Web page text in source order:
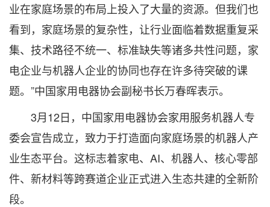
业在家庭场景的布局上投入了大量的资源。但我们也
看到，家庭场景的复杂性，让行业面临着数据重复采
集、技术路径不统一、标准缺失等诸多共性问题，家
电企业与机器人企业的协同也存在许多待突破的课
题。”中国家用电器协会副秘书长万春晖表示。
3月12日，中国家用电器协会家用服务机器人专
委会宣告成立，致力于打造面向家庭场景的机器人产
业生态平台。这标志着家电、AI、机器人、核心零部
件、新材料等跨赛道企业正式进入生态共建的全新阶
段。